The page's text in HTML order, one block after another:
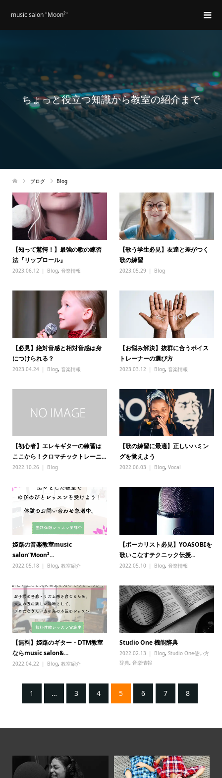
music salon "Moon²"
ちょっと役立つ知識から教室の紹介まで
ブログ Blog
【知って驚愕！】最強の歌の練習
法『リップロール』
2023.06.12 Blog, 音楽情報
【歌う学生必見】友達と差がつく
歌の練習
2023.05.29 Blog
【必見】絶対音感と相対音感は身
につけられる？
2023.04.24 Blog, 音楽情報
【お悩み解決】抜群に合うボイス
トレーナーの選び方
2023.03.12 Blog,音楽情報
【初心者】エレキギターの練習は
ここから！クロマチックトレーニ...
2022.10.26 Blog
【歌の練習に最適】正しいハミン
グを覚えよう
2022.06.03 Blog,Vocal
姫路の音楽教室music
salon”Moon²...
2022.05.18 Blog, 教室紹介
【ボーカリスト必見】YOASOBIを
歌いこなすテクニック伝授...
2022.05.10 Blog,音楽情報
【無料】姫路のギター・DTM教室
ならmusic salon&...
2022.04.22 Blog, 教室紹介
Studio One 機能辞典
2022.02.13 Blog,Studio One使い方
辞典,音楽情報
1 … 3 4 5 6 7 8